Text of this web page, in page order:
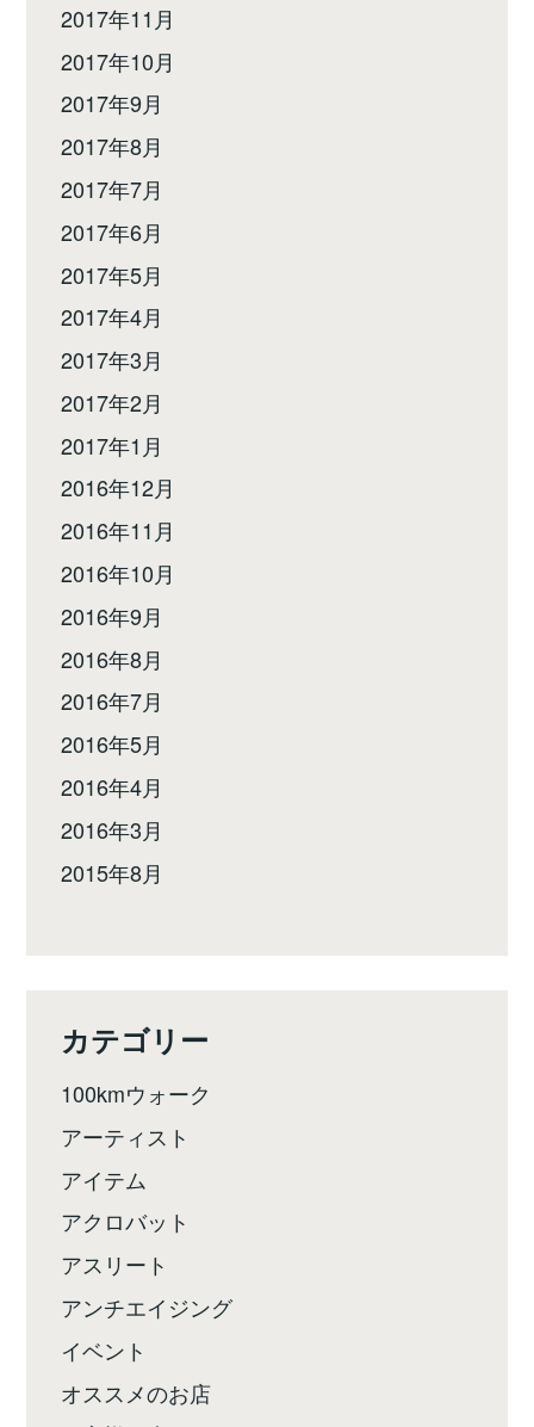
2017年11月
2017年10月
2017年9月
2017年8月
2017年7月
2017年6月
2017年5月
2017年4月
2017年3月
2017年2月
2017年1月
2016年12月
2016年11月
2016年10月
2016年9月
2016年8月
2016年7月
2016年5月
2016年4月
2016年3月
2015年8月
カテゴリー
100kmウォーク
アーティスト
アイテム
アクロバット
アスリート
アンチエイジング
イベント
オススメのお店